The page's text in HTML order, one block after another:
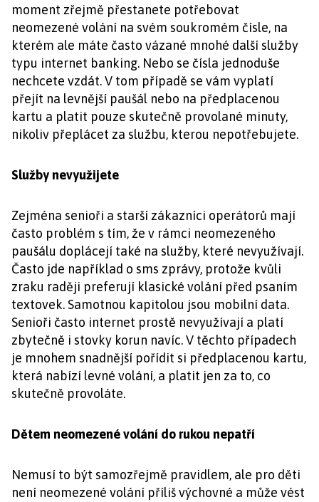
moment zřejmě přestanete potřebovat
neomezené volání na svém soukromém čísle, na
kterém ale máte často vázané mnohé další služby
typu internet banking. Nebo se čísla jednoduše
nechcete vzdát. V tom případě se vám vyplatí
přejít na levnější paušál nebo na předplacenou
kartu a platit pouze skutečně provolané minuty,
nikoliv přeplácet za službu, kterou nepotřebujete.
Služby nevyužijete
Zejména senioři a starší zákazníci operátorů mají
často problém s tím, že v rámci neomezeného
paušálu doplácejí také na služby, které nevyužívají.
Často jde například o sms zprávy, protože kvůli
zraku raději preferují klasické volání před psaním
textovek. Samotnou kapitolou jsou mobilní data.
Senioři často internet prostě nevyužívají a platí
zbytečně i stovky korun navíc. V těchto případech
je mnohem snadnější pořídit si předplacenou kartu,
která nabízí levné volání, a platit jen za to, co
skutečně provoláte.
Dětem neomezené volání do rukou nepatří
Nemusí to být samozřejmě pravidlem, ale pro děti
není neomezené volání příliš výchovné a může vést